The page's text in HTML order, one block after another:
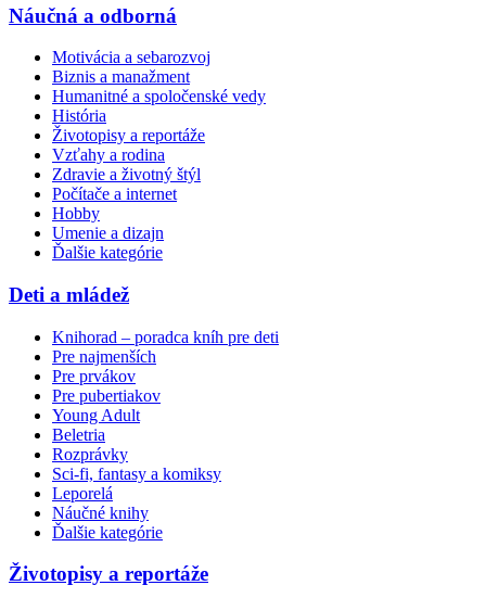
Náučná a odborná
Motivácia a sebarozvoj
Biznis a manažment
Humanitné a spoločenské vedy
História
Životopisy a reportáže
Vzťahy a rodina
Zdravie a životný štýl
Počítače a internet
Hobby
Umenie a dizajn
Ďalšie kategórie
Deti a mládež
Knihorad – poradca kníh pre deti
Pre najmenších
Pre prvákov
Pre pubertiakov
Young Adult
Beletria
Rozprávky
Sci-fi, fantasy a komiksy
Leporelá
Náučné knihy
Ďalšie kategórie
Životopisy a reportáže